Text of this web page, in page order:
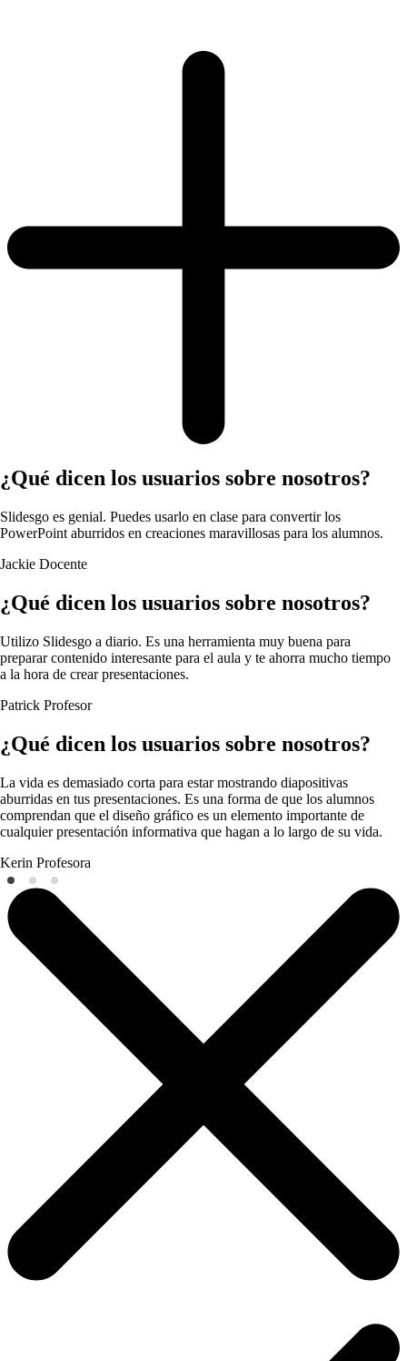
¿Qué dicen los usuarios sobre nosotros?
Slidesgo es genial. Puedes usarlo en clase para convertir los
PowerPoint aburridos en creaciones maravillosas para los alumnos.
Jackie Docente
¿Qué dicen los usuarios sobre nosotros?
Utilizo Slidesgo a diario. Es una herramienta muy buena para
preparar contenido interesante para el aula y te ahorra mucho tiempo
a la hora de crear presentaciones.
Patrick Profesor
¿Qué dicen los usuarios sobre nosotros?
La vida es demasiado corta para estar mostrando diapositivas
aburridas en tus presentaciones. Es una forma de que los alumnos
comprendan que el diseño gráfico es un elemento importante de
cualquier presentación informativa que hagan a lo largo de su vida.
Kerin Profesora